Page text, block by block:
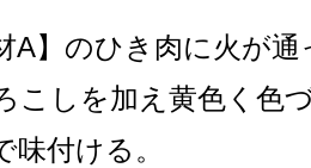
A】のひき肉に火が
こしを加え黄色く色
味付ける。